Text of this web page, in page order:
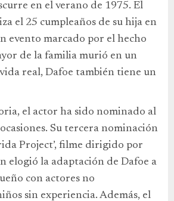
en el verano de 1975. El
el 25 cumpleaños de su hija en
evento marcado por el hecho
de la familia murió en un
real, Dafoe también tiene un
el actor ha sido nominado al
Su tercera nominación
Project’, filme dirigido por
elogió la adaptación de Dafoe a
con actores no
sin experiencia. Además, el